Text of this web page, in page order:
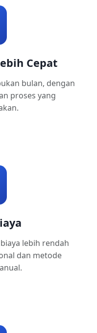
Cepat
bulan, dengan
proses yang
lebih rendah
dan metode